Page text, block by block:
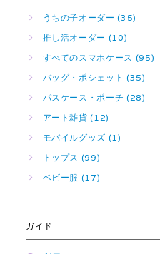
うちの子オーダー (35)
推し活オーダー (10)
すべてのスマホケース (95)
バッグ・ポシェット (35)
パスケース・ポーチ (28)
アート雑貨 (12)
モバイルグッズ (1)
トップス (99)
ベビー服 (17)
ガイド